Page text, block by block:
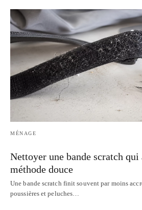
MÉNAGE
Nettoyer une bande scratch
méthode douce
Une bande scratch finit souvent par moins
poussières et peluches…